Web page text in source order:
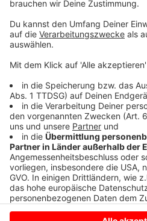
wer hinter den Bränden steckt
polizeilichen Ermittlungen.
unter der Rufnummer (0251)
einem Jahr hatte es eine
Düesbergweg gegeben.
Anzeige
Anzeige